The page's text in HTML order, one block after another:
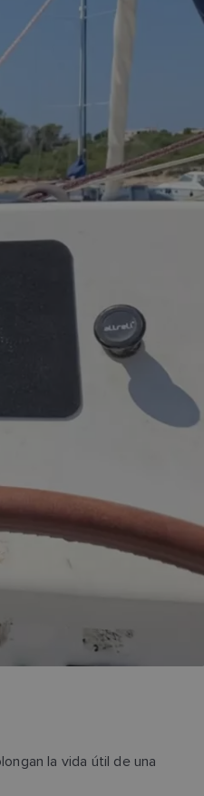
la vida útil de una